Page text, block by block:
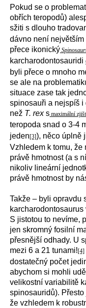
Pokud se o
obřích teropodů)
sžiti s dlouho
dávno není
přece ikonický
karcharodontosauridi
byli přece o mnoho
se ale na
situace zase tak
spinosauři a nejspíš
než T. rexs maximální
teropoda snad o 3-4
jeden[3]), něco úplně
Vzhledem k tomu,
právě hmotnost (a s
nikoliv lineární
právě hmotnost by
Takže – byli opravdu
S jistotou to nevíme,
jen skromný fosilní
přesnější odhady. U
mezi 6 a 21 tunami![4]
dostatečný počet
abychom si mohli
velikostní variabilitě
spinosauridů).
že vzhledem k